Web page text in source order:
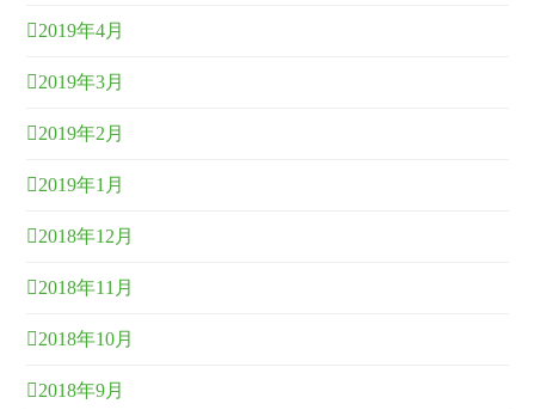
2019年4月
2019年3月
2019年2月
2019年1月
2018年12月
2018年11月
2018年10月
2018年9月